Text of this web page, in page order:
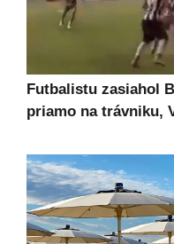
Futbalistu zasiahol
priamo na trávniku,